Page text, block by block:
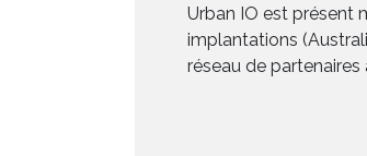
Urban IO est présent
implantations
réseau de partenaires